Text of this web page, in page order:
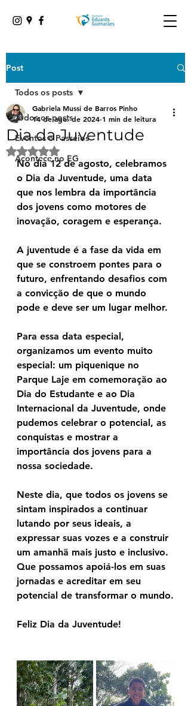
Post
Todos os posts
Eventos e Passeios
Acontece no EG
Todos os posts
Dia da Juventude
Gabriela Mussi de Barros Pinho
14 de ago. de 2024 1 min de leitura
Avaliado com NaN de 5 estrelas.
No dia 12 de agosto, celebramos
o Dia da Juventude, uma data
que nos lembra da importância
dos jovens como motores de
inovação, coragem e esperança.
A juventude é a fase da vida em
que se constroem pontes para o
futuro, enfrentando desafios com
a convicção de que o mundo
pode e deve ser um lugar melhor.
Para essa data especial,
organizamos um evento muito
especial: um piquenique no
Parque Laje em comemoração ao
Dia do Estudante e ao Dia
Internacional da Juventude, onde
pudemos celebrar o potencial, as
conquistas e mostrar a
importância dos jovens para a
nossa sociedade.
Neste dia, que todos os jovens se
sintam inspirados a continuar
lutando por seus ideais, a
expressar suas vozes e a construir
um amanhã mais justo e inclusivo.
Que possamos apoiá-los em suas
jornadas e acreditar em seu
potencial de transformar o mundo.
Feliz Dia da Juventude!